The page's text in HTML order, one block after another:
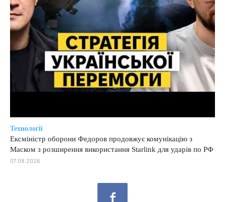
Технології
Ексміністр оборони Федоров продовжує комунікацію з
Маском з розширення використання Starlink для ударів по РФ
07.08.2026